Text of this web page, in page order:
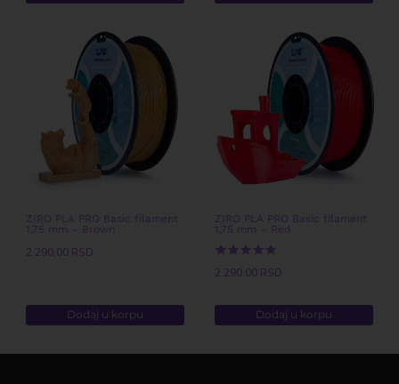
ZIRO PLA PRO Basic filament
1,75 mm – Brown
2.290,00 RSD
Dodaj u korpu
ZIRO PLA PRO Basic filament
1,75 mm – Red
Ocenjeno
sa
od 5
2.290,00 RSD
Dodaj u korpu